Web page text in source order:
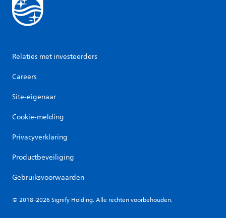
Relaties met investeerders
Careers
Site-eigenaar
Cookie-melding
Privacyverklaring
Productbeveiliging
Gebruiksvoorwaarden
© 2018-2026 Signify Holding. Alle rechten voorbehouden.